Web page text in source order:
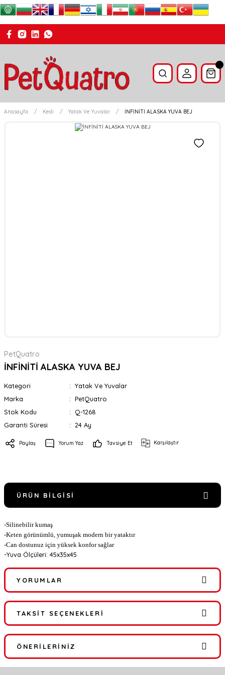
Anasayfa Kedi Yatak Ve Yuvalar İNFİNİTİ ALASKA YUVA BEJ
PetQuatro
İNFİNİTİ ALASKA YUVA BEJ
Kategori
Yatak Ve Yuvalar
Marka
PetQuatro
Stok Kodu
Q-1268
Garanti Süresi
24 Ay
Paylaş Yorum Yaz Tavsiye Et Karşılaştır
ÜRÜN BILGISI
-Silinebilir kumaş
-Keten görünümlü, yumuşak modern bir yataktır
-Can dostunuz için yüksek konfor sağlar
-Yuva Ölçüleri: 45x35x45
YORUMLAR
Bu ürüne ilk yorumu siz yapın!
TAKSIT SEÇENEKLERI
ÖNERILERINIZ